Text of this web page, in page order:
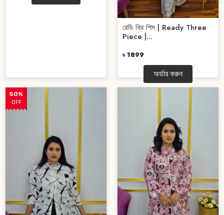
রেডি থ্রি পিস | Ready Three
Piece |...
৳ 1899
অর্ডার করুন
50%
OFF